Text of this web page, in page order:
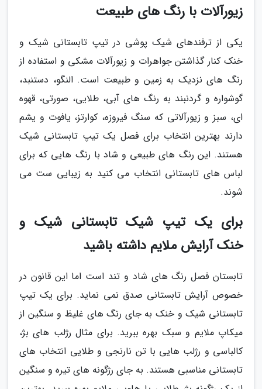
زیورآلات با رنگ های طبیعت
یکی از ترفندهای شیک پوشی در تیپ تابستانی شیک و
خنک کنار گذاشتن جواهرات و زیورآلات مشکی و استفاده از
رنگ های نزدیک به زمین و طبیعت است. النگو، دستنبد،
گوشواره و گردنبند به رنگ های آبی، طلایی، صورتی، قهوه
ای، سبز و زیورآلاتی که سنگ فیروزه، کوارتز، یافوت و یشم
دارند بهترین انتخاب برای فصل یک تیپ تابستانی شیک
هستند. این رنگ های طبیعی و شاد با رنگ هایی که برای
لباس های تابستانی انتخاب می کنید به زیبایی ست می
شوند.
برای یک تیپ شیک تابستانی شیک و
خنک آرایش ملایم داشته باشید
تابستان فصل رنگ های شاد و تند است اما این قانون در
خصوص آرایش تابستانی صدق نمی نماید. برای یک تیپ
تابستانی شیک و خنک به جای رنگ های غلیظ و سنگین از
میکاپ ملایم و سبک بهره ببرید. برای مثال رژلب های بژ،
کالباسی و رژلب هایی با تن نارنجی و طلایی انتخاب های
تابستانی مناسبی هستند. به جای رژگونه های تیره و سنگین